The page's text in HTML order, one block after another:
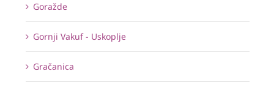
Goražde
Gornji Vakuf - Uskoplje
Gračanica